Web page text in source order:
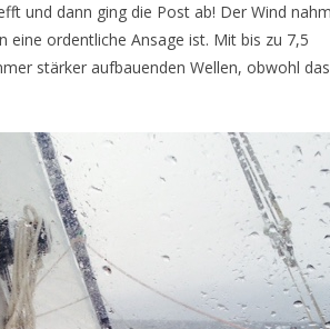
und dann ging die Post ab! Der Wind
ordentliche Ansage ist. Mit bis zu 7,5
stärker aufbauenden Wellen, obwohl